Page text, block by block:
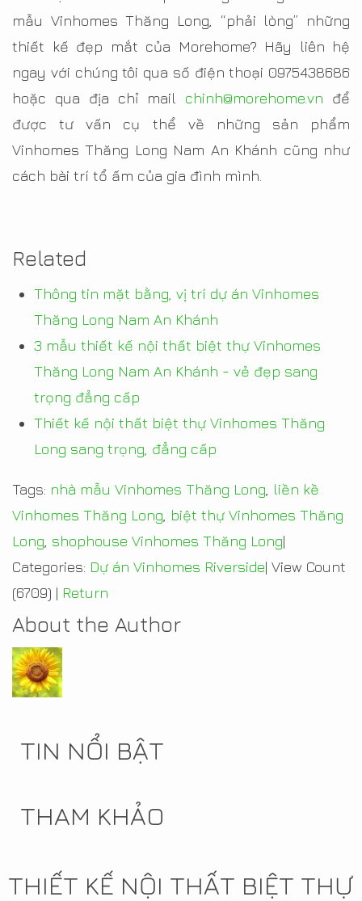
mẫu Vinhomes Thăng Long, “phải lòng” những
thiết kế đẹp mắt của Morehome? Hãy liên hệ
ngay với chúng tôi qua số điện thoại 0975438686
hoặc qua địa chỉ mail chinh@morehome.vn để
được tư vấn cụ thể về những sản phẩm
Vinhomes Thăng Long Nam An Khánh cũng như
cách bài trí tổ ấm của gia đình mình.
Related
Thông tin mặt bằng, vị trí dự án Vinhomes
Thăng Long Nam An Khánh
3 mẫu thiết kế nội thất biệt thự Vinhomes
Thăng Long Nam An Khánh - vẻ đẹp sang
trọng đẳng cấp
Thiết kế nội thất biệt thự Vinhomes Thăng
Long sang trọng, đẳng cấp
Tags: nhà mẫu Vinhomes Thăng Long liền kề
Vinhomes Thăng Long biệt thự Vinhomes Thăng
Long shophouse Vinhomes Thăng Long|
Categories: Dự án Vinhomes Riverside| View Count
(6709) | Return
About the Author
TIN NỔI BẬT
THAM KHẢO
THIẾT KẾ NỘI THẤT BIỆT THỰ